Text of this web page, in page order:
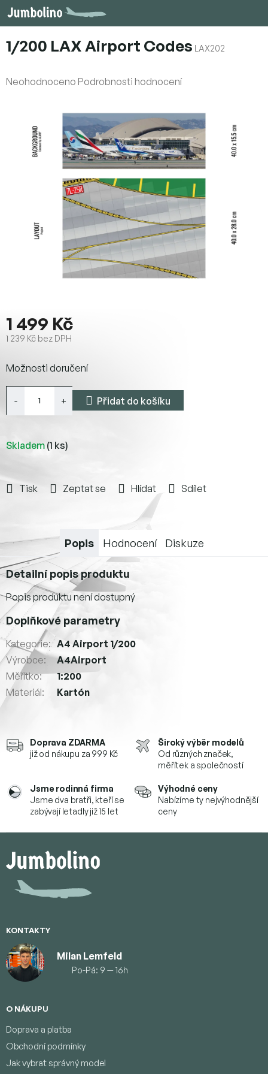
Přejít
na
1/200 LAX Airport Codes LAX202
Průměrné
Neohodnoceno Podrobnosti hodnocení
1 499 Kč
1 239 Kč bez DPH
cena:
Skladem (1 ks)
Možnosti doručení
Přidat do košíku
Tisk Zeptat se Hlídat Sdílet
Doprava ZDARMA
již od nákupu za 999 Kč
Široký výběr modelů
Od různých značek,
měřítek a společností
Jsme rodinná firma
Jsme dva bratři, kteří se
zabývají letadly již 15 let
Výhodné ceny
Nabízíme ty nejvýhodnější
ceny
Popis Hodnocení Diskuze
Detailní popis produktu
Popis produktu není dostupný
Doplňkové parametry
Kategorie: A4 Airport 1/200
Výrobce:
A4Airport
Měřítko:
1:200
Materiál: Kartón
p
KONTAKTY
Milan Lemfeld
Po-Pá: 9 — 16h
O NÁKUPU
Doprava a platba
Obchodní podmínky
Jak vybrat správný model